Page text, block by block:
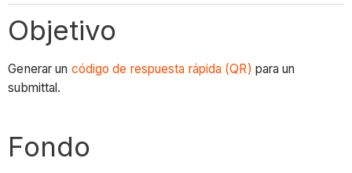
Objetivo
Generar un código de respuesta rápida (QR) para un
submittal.
Fondo